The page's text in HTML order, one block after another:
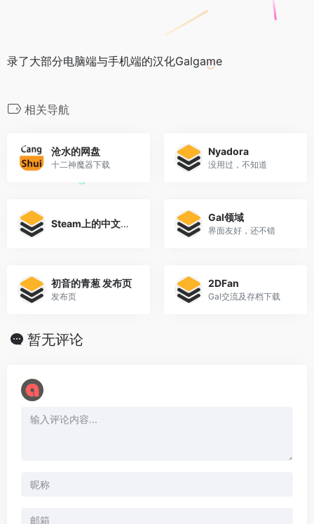
录了大部分电脑端与手机端的汉化Galgame
相关导航
沧水的网盘
十二神魔器下载
Nyadora
没用过，不知道
Steam上的中文Gal
Gal领域
界面友好，还不错
初音的青葱 发布页
发布页
2DFan
Gal交流及存档下载
暂无评论